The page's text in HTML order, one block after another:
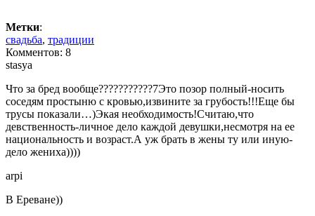
Метки:
свадьба, традиции
Комментов: 8
stasya
Что за бред вообще???????????7Это позор полный-носить
соседям простыню с кровью,извините за грубость!!!Еще бы
трусы показали…)Экая необходимость!Считаю,что
девственность-личное дело каждой девушки,несмотря на ее
национальность и возраст.А уж брать в жены ту или иную-
дело жениха))))
arpi
В Ереване))